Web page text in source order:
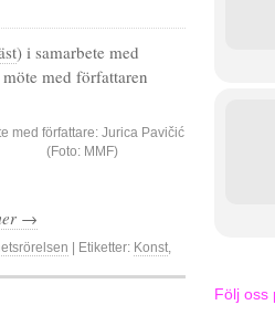
) i samarbete med
med författaren
med författare: Jurica Pavičić
(Foto: MMF)
→
| Etiketter: Konst,
Följ oss